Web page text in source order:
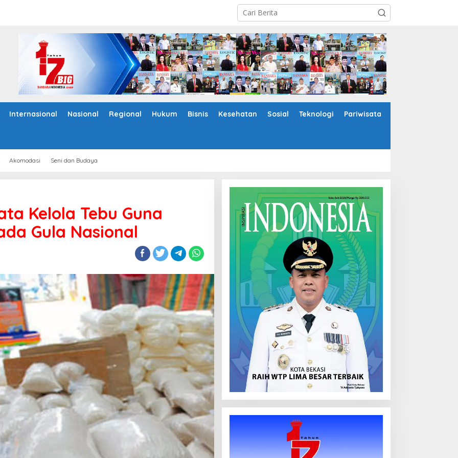
Internasional Nasional Regional Hukum Bisnis Kesehatan Sosial Teknologi Pariwisata
Akomodasi Seni dan Budaya
Kelola Tebu Guna
Gula Nasional